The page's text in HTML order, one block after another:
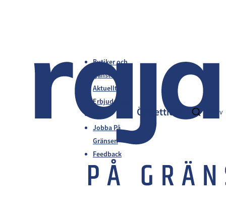
Butiker och
tjänster
Aktuellt
Erbjudanden
Jobba På
Gränsen
Feedback
sv
Öppettider